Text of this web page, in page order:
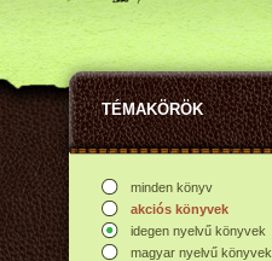
TÉMAKÖRÖK
minden könyv
akciós könyvek
idegen nyelvű könyvek
magyar nyelvű könyvek